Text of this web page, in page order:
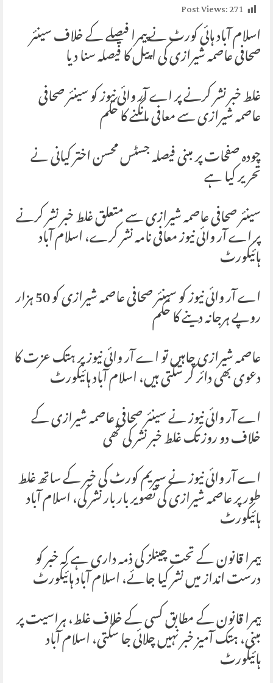
Post Views:271
اسلام آباد ہائی کورٹ نے پیمرا فیصلے کے خلاف سینئر
صحافی عاصمہ شیرازی کی اپیل کا فیصلہ سنا دیا
غلط خبر نشر کرنے پر اے آر وائی نیوز کو سینئر صحافی
عاصمہ شیرازی سے معافی مانگنے کا حکم
چودہ صفحات پر مبنی فیصلہ جسٹس محسن اختر کیانی نے
تحریر کیا ہے
سینئر صحافی عاصمہ شیرازی سے متعلق غلط خبر نشر کرنے
پر اے آر وائی نیوز معافی نامہ نشر کرے، اسلام آباد
ہائیکورٹ
اے آر وائی نیوز کو سینئر صحافی عاصمہ شیرازی کو 50 ہزار
روپے ہرجانہ دینے کا حکم
عاصمہ شیرازی چاہیں تو اے آر وائی نیوز پر ہتک عزت کا
دعوی بھی دائر کر سکتی ہیں، اسلام آباد ہائیکورٹ
اے آر وائی نیوز نے سینئر صحافی عاصمہ شیرازی کے
خلاف دو روز تک غلط خبر نشر کی تھی
اے آر وائی نیوز نے سپریم کورٹ کی خبر کے ساتھ غلط
طور پر عاصمہ شیرازی کی تصویر بار بار نشر کی، اسلام آباد
ہائیکورٹ
پیمرا قانون کے تحت چینلز کی ذمہ داری ہے کہ خبر کو
درست انداز میں نشر کیا جائے، اسلام آباد ہائیکورٹ
پیمرا قانون کے مطابق کسی کے خلاف غلط، ہراسیت پر
مبنی، ہتک آمیز خبر نہیں چلائی جا سکتی، اسلام آباد
ہائیکورٹ